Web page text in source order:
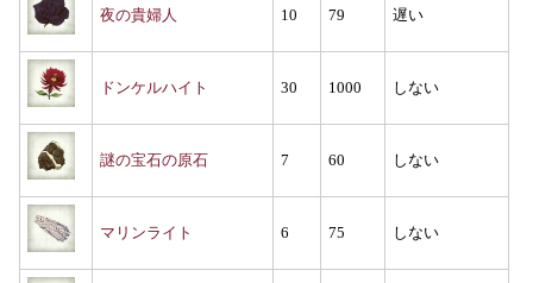
夜の貴婦人 10 79 遅い
ドンケルハイト 30 1000 しない
謎の宝石の原石 7 60 しない
マリンライト 6 75 しない